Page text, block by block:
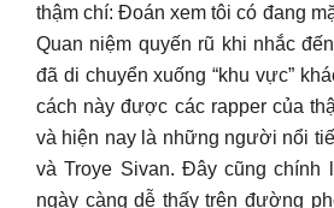
thậm chí: Đoán xem tôi có đang
Quan niệm quyến rũ khi nhắc
đã di chuyển xuống “khu vực”
cách này được các rapper của
và hiện nay là những người nổi
và Troye Sivan. Đây cũng chính
ngày càng dễ thấy trên đường